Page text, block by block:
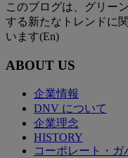
このブログは、グリー
する新たなトレンドに
います(En)
ABOUT US
企業情報
DNV について
企業理念
HISTORY
コーポレート・ガ